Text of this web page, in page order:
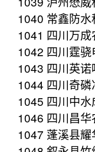
1040 常鑫防
1041 四川万
1042 四川霆
1043 四川英
1044 四川奇
1045 四川中
1046 四川昌
1047 蓬溪县